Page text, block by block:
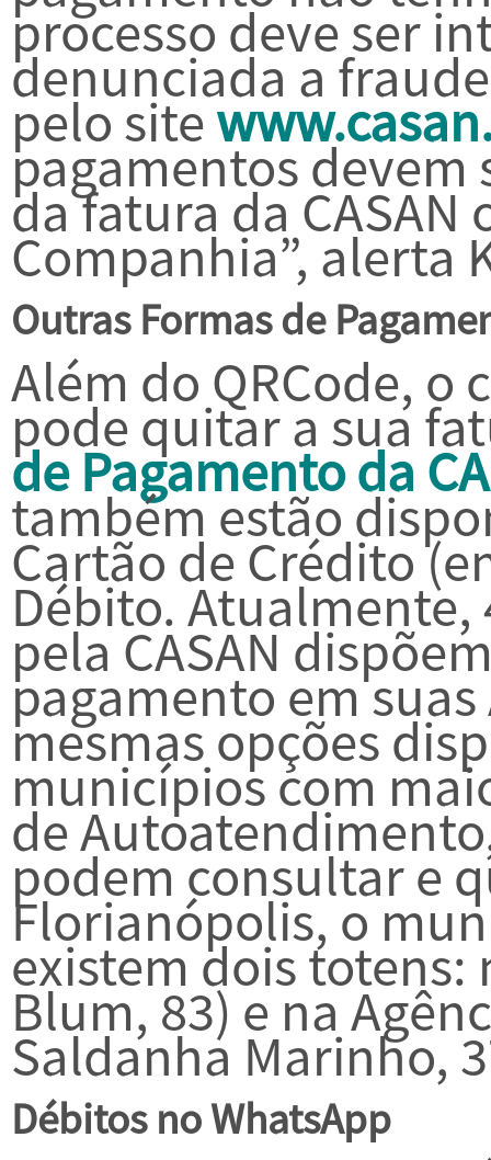
processo deve ser
denunciada a
pelo site
pagamentos
da fatura da CASAN
Companhia”, alerta
Outras Formas de
Além do QRCode,
pode quitar a sua
de Pagamento da
também estão
Cartão de Crédito
Débito.
pela CASAN
pagamento em
mesmas opções
municípios com
de
podem consultar e
Florianópolis, o
existem dois totens:
Blum, 83) e na
Saldanha Marinho,
Débitos no WhatsApp